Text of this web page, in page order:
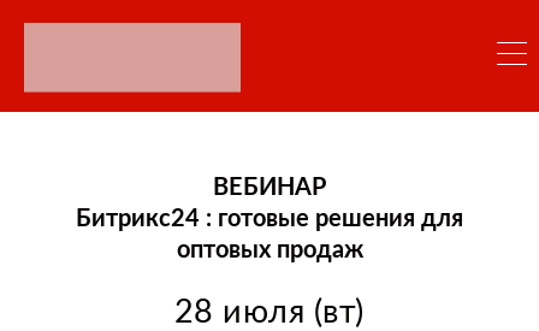
ВЕБИНАР
Битрикс24 : готовые решения для
оптовых продаж
28 июля (вт)